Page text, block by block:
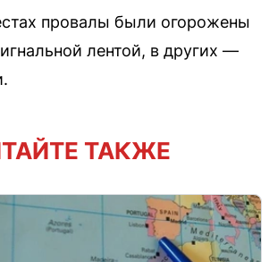
провалы были огорожены
лентой, в других —
ТАКЖЕ